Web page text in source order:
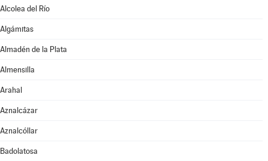
Alcolea del Río
Algámitas
Almadén de la Plata
Almensilla
Arahal
Aznalcázar
Aznalcóllar
Badolatosa